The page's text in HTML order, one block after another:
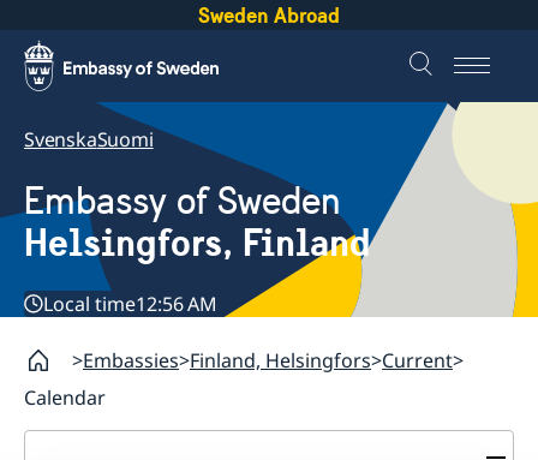
Sweden Abroad
SvenskaSuomi
Embassy of Sweden
Helsingfors, Finland
Local time12:56 AM
Embassies Finland, Helsingfors Current
Calendar